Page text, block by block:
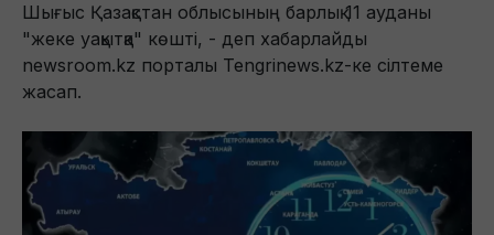
Шығыс Қазақстан облысының барлық 11 ауданы
"жеке уақытқа" көшті, - деп хабарлайды
newsroom.kz порталы Tengrinews.kz-ке сілтеме
жасап.